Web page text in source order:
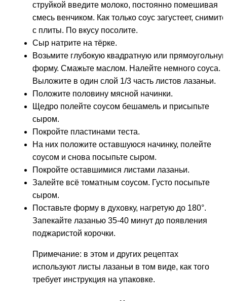
струйкой введите молоко, постоянно помешивая
смесь венчиком. Как только соус загустеет, снимите
с плиты. По вкусу посолите.
Сыр натрите на тёрке.
Возьмите глубокую квадратную или
форму. Смажьте маслом. Налейте немного соуса.
Выложите в один слой 1/3 часть листов лазаньи.
Положите половину мясной начинки.
Щедро полейте соусом бешамель и присыпьте
сыром.
Покройте пластинами теста.
На них положите оставшуюся начинку, полейте
соусом и снова посыпьте сыром.
Покройте оставшимися листами лазаньи.
Залейте всё томатным соусом. Густо посыпьте
сыром.
Поставьте форму в духовку, нагретую до 180°.
Запекайте лазанью 35-40 минут до появления
поджаристой корочки.
Примечание: в этом и других рецептах
используют листы лазаньи в том виде, как того
требует инструкция на упаковке.